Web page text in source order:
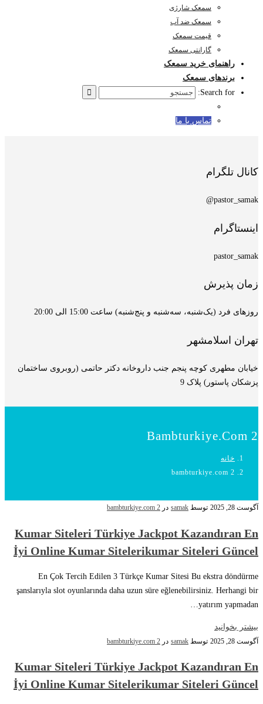
سمعک شارژی
سمعک ضد آب
قیمت سمعک
گارانتی سمعک
راهنمای خرید سمعک
برندهای سمعک
Search for:
تماس با ما
کانال تلگرام
pastor_samak@
اینستاگرام
pastor_samak
زمان پذیرش
روزهای فرد (یک‌شنبه، سه‌شنبه و پنج‌شنبه) ساعت 15:00 الی 20:00
تهران اسلامشهر
خیابان مطهری کوچه پنجم جنب داروخانه دکتر حاتمی (روبروی ساختمان
پزشکان پاستور) پلاک 9
Bambturkiye.com 2
خانه
bambturkiye.com 2
آگوست 28, 2025 توسط samak در bambturkiye.com 2
Kumar Siteleri Türkiye Jackpot Kazandıran En
İyi Online Kumar Sitelerikumar Siteleri Güncel
En Çok Tercih Edilen 3 Türkçe Kumar Sitesi Bu ekstra döndürme
şanslarıyla slot oyunlarında daha uzun süre eğlenebilirsiniz. Herhangi bir
yatırım yapmadan…
بیشتر بخوانید
آگوست 28, 2025 توسط samak در bambturkiye.com 2
Kumar Siteleri Türkiye Jackpot Kazandıran En
İyi Online Kumar Sitelerikumar Siteleri Güncel